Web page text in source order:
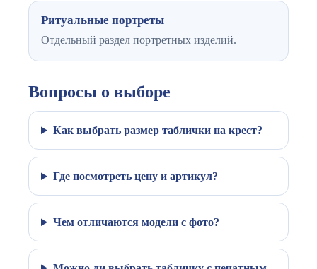
Ритуальные портреты
Отдельный раздел портретных изделий.
Вопросы о выборе
Как выбрать размер таблички на крест?
Где посмотреть цену и артикул?
Чем отличаются модели с фото?